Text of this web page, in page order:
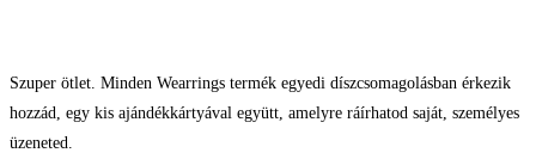
Szuper ötlet. Minden Wearrings termék egyedi díszcsomagolásban érkezik
hozzád, egy kis ajándékkártyával együtt, amelyre ráírhatod saját, személyes
üzeneted.